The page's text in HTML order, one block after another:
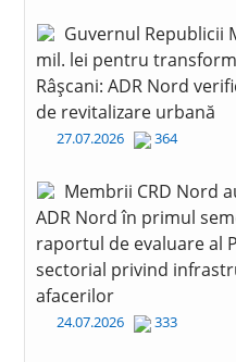
Guvernul Republicii
mil. lei pentru
Râșcani: ADR Nord
de revitalizare urbană
27.07.2026 364
Membrii CRD Nord
ADR Nord în primul
raportul de evaluare al
sectorial privind
afacerilor
24.07.2026 333